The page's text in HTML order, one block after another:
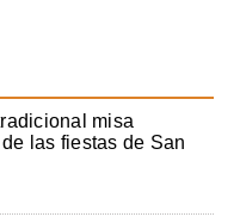
misa
las fiestas de San